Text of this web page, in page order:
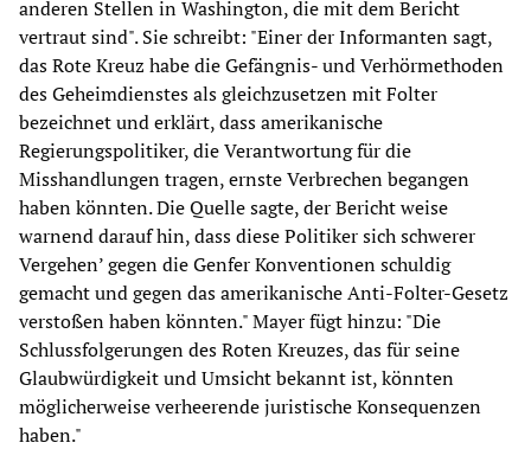
anderen Stellen in Washington, die mit dem Bericht
vertraut sind". Sie schreibt: "Einer der Informanten sagt,
das Rote Kreuz habe die Gefängnis- und Verhörmethoden
des Geheimdienstes als gleichzusetzen mit Folter
bezeichnet und erklärt, dass amerikanische
Regierungspolitiker, die Verantwortung für die
Misshandlungen tragen, ernste Verbrechen begangen
haben könnten. Die Quelle sagte, der Bericht weise
warnend darauf hin, dass diese Politiker sich schwerer
Vergehen’ gegen die Genfer Konventionen schuldig
gemacht und gegen das amerikanische Anti-Folter-Gesetz
verstoßen haben könnten." Mayer fügt hinzu: "Die
Schlussfolgerungen des Roten Kreuzes, das für seine
Glaubwürdigkeit und Umsicht bekannt ist, könnten
möglicherweise verheerende juristische Konsequenzen
haben."